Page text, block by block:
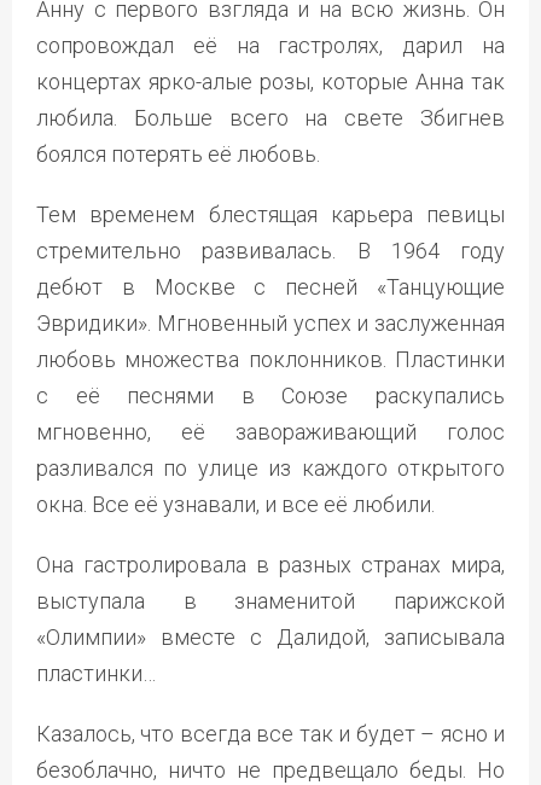
Анну с первого взгляда и на всю жизнь. Он
сопровождал её на гастролях, дарил на
концертах ярко-алые розы, которые Анна так
любила. Больше всего на свете Збигнев
боялся потерять её любовь.
Тем временем блестящая карьера певицы
стремительно развивалась. В 1964 году
дебют в Москве с песней «Танцующие
Эвридики». Мгновенный успех и заслуженная
любовь множества поклонников. Пластинки
с её песнями в Союзе раскупались
мгновенно, её завораживающий голос
разливался по улице из каждого открытого
окна. Все её узнавали, и все её любили.
Она гастролировала в разных странах мира,
выступала в знаменитой парижской
«Олимпии» вместе с Далидой, записывала
пластинки…
Казалось, что всегда все так и будет – ясно и
безоблачно, ничто не предвещало беды. Но